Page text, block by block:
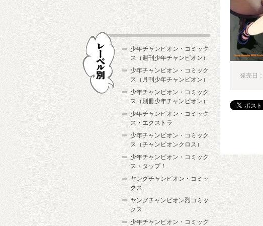
発売日
少年チャンピオン・コミック
ス（週刊少年チャンピオン）
少年チャンピオン・コミック
ス（月刊少年チャンピオン）
少年チャンピオン・コミック
ス（別冊少年チャンピオン）
少年チャンピオン・コミック
ス・エクストラ
少年チャンピオン・コミック
ス（チャンピオンクロス）
少年チャンピオン・コミック
ス・タップ！
ヤングチャンピオン・コミッ
クス
ヤングチャンピオン烈コミッ
クス
少年チャンピオン・コミック